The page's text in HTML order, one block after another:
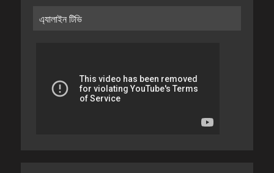
এ্যালাইন টিভি